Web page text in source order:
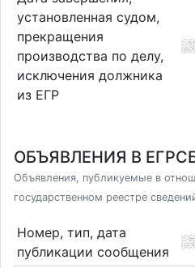
установленная судом,
прекращения
производства по делу,
исключения должника
из ЕГР
ОБЪЯВЛЕНИЯ В
Объявления, публикуемые в
государственном реестре
Номер, тип, дата
публикации сообщения